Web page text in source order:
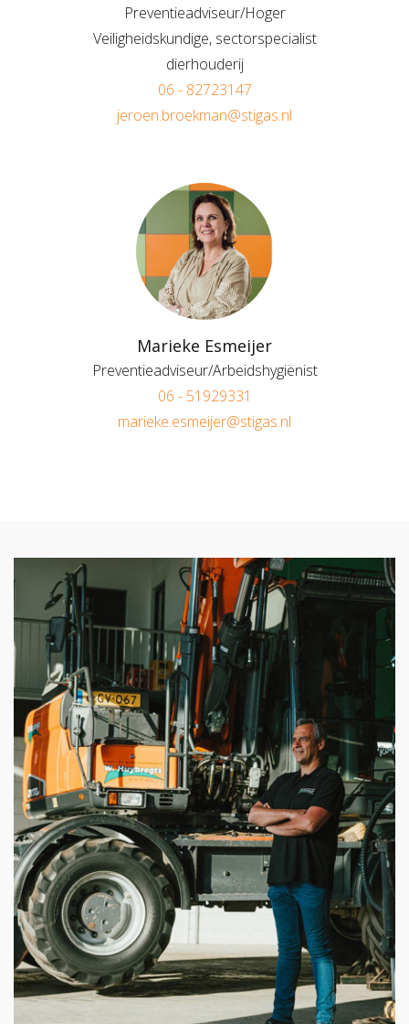
Preventieadviseur/Hoger
Veiligheidskundige, sectorspecialist
dierhouderij
06 - 82723147
jeroen.broekman@stigas.nl
Marieke Esmeijer
Preventieadviseur/Arbeidshygiënist
06 - 51929331
marieke.esmeijer@stigas.nl